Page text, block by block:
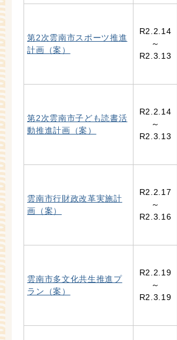
第2次雲南市スポーツ推進
計画（案）
R2.2.14
～
R2.3.13
第2次雲南市子ども読書活
動推進計画（案）
R2.2.14
～
R2.3.13
雲南市行財政改革実施計
画（案）
R2.2.17
～
R2.3.16
雲南市多文化共生推進プ
ラン（案）
R2.2.19
～
R2.3.19